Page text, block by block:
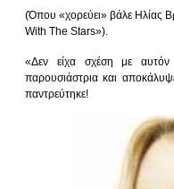
(Όπου «χορεύει» βάλε Ηλίας
With The Stars»).
«Δεν είχα σχέση με αυτόν
παρουσιάστρια και
παντρεύτηκε!